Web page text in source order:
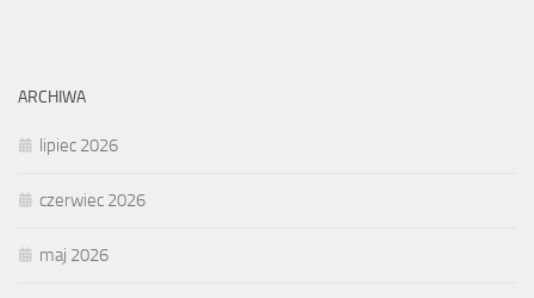
ARCHIWA
lipiec 2026
czerwiec 2026
maj 2026